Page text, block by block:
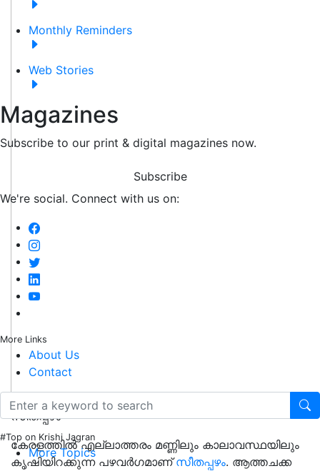
Monthly Reminders
Web Stories
Magazines
Subscribe to our print & digital magazines now.
Subscribe
We're social. Connect with us on:
More Links
About Us
Contact
#Top on Krishi Jagran
More Topics
സീതപ്പഴം
കേരളത്തിൽ എല്ലാത്തരം മണ്ണിലും കാലാവസ്ഥയിലും
കൃഷിയിറക്കുന്ന പഴവർഗമാണ്സീതപ്പഴം. ആത്തചക്ക